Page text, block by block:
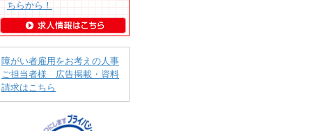
ちらから！
障がい者雇用をお考えの人事
ご担当者様 広告掲載・資料
請求はこちら